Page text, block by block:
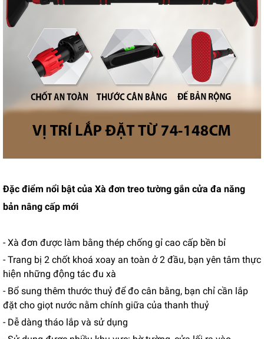
Đặc điểm nổi bật của Xà đơn treo tường gắn cửa đa năng
bản nâng cấp mới
- Xà đơn được làm bằng thép chống gỉ cao cấp bền bỉ
- Trang bị 2 chốt khoá xoay an toàn ở 2 đầu, bạn yên tâm thực
hiện những động tác đu xà
- Bổ sung thêm thước thuỷ để đo cân bằng, bạn chỉ cần lắp
đặt cho giọt nước nằm chính giữa của thanh thuỷ
- Dễ dàng tháo lắp và sử dụng